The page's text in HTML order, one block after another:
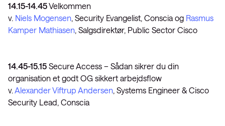
14.15-14.45Velkommen
v. Niels Mogensen , Security Evangelist, Conscia og Rasmus
Kamper Mathiasen , Salgsdirektør, Public Sector Cisco
14.45-15.15 Secure Access – Sådan sikrer du din
organisation et godt OG sikkert arbejdsflow
v. Alexander Viftrup Andersen , Systems Engineer & Cisco
Security Lead, Conscia